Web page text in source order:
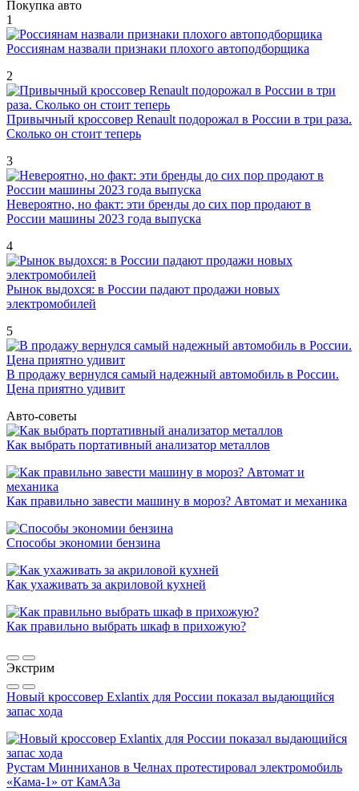
Покупка авто
1
Россиянам назвали признаки плохого автоподборщика
2
Привычный кроссовер Renault подорожал в России в три раза.
Сколько он стоит теперь
3
Невероятно, но факт: эти бренды до сих пор продают в
России машины 2023 года выпуска
4
Рынок выдохся: в России падают продажи новых
электромобилей
5
В продажу вернулся самый надежный автомобиль в России.
Цена приятно удивит
Авто-советы
Как выбрать портативный анализатор металлов
Как правильно завести машину в мороз? Автомат и механика
Способы экономии бензина
Как ухаживать за акриловой кухней
Как правильно выбрать шкаф в прихожую?
Экстрим
Новый кроссовер Exlantix для России показал выдающийся
запас хода
Рустам Минниханов в Челнах протестировал электромобиль
«Кама-1» от КамАЗа